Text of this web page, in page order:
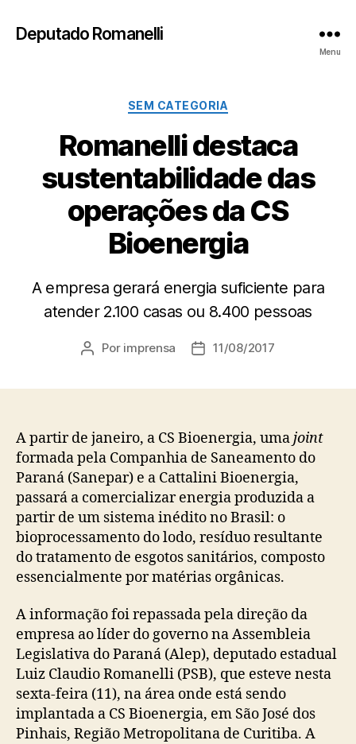
Deputado Romanelli
Menu
Categorias
SEM CATEGORIA
Romanelli destaca
sustentabilidade das
operações da CS
Bioenergia
A empresa gerará energia suficiente para
atender 2.100 casas ou 8.400 pessoas
Autor
Por imprensa
Data11/08/2017
A partir de janeiro, a CS Bioenergia, umajoint
formada pela Companhia de Saneamento do
Paraná (Sanepar) e a Cattalini Bioenergia,
passará a comercializar energia produzida a
partir de um sistema inédito no Brasil: o
bioprocessamento do lodo, resíduo resultante
do tratamento de esgotos sanitários, composto
essencialmente por matérias orgânicas.
A informação foi repassada pela direção da
empresa ao líder do governo na Assembleia
Legislativa do Paraná (Alep), deputado estadual
Luiz Claudio Romanelli (PSB), que esteve nesta
sexta-feira (11), na área onde está sendo
implantada a CS Bioenergia, em São José dos
Pinhais, Região Metropolitana de Curitiba. A